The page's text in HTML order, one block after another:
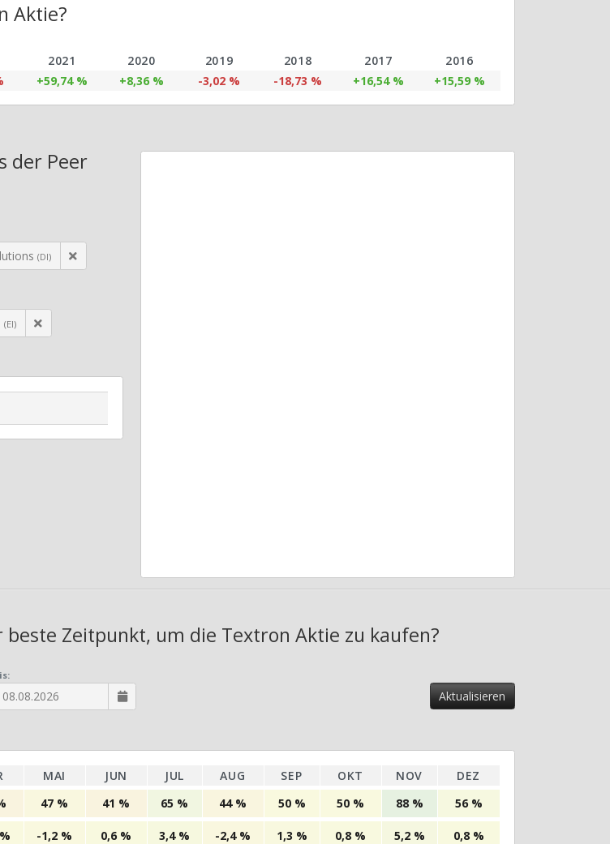
Aktie?
2021 2020 2019 2018 2017
2016
+59,74 % +8,36 % -3,02 % -18,73 % +16,54 % +15,59 %
der Peer
(DI)
(EI)
Zeitpunkt, um die Textron Aktie zu kaufen?
MAI JUN JUL AUG SEP OKT NOV DEZ
47 % 41 % 65 % 44 % 50 % 50 % 88 % 56 %
-1,2 % 0,6 % 3,4 % -2,4 % 1,3 % 0,8 % 5,2 % 0,8 %